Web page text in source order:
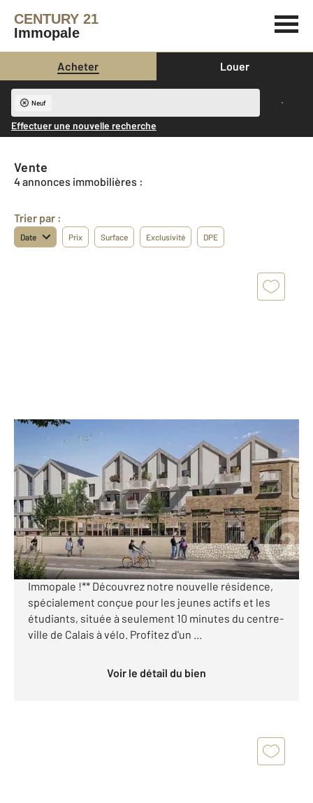
CENTURY 21
Immopale
Acheter Louer
Neuf
Effectuer une nouvelle recherche
Vente
4 annonces immobilières :
Trier par :
Date Prix Surface Exclusivité DPE
CALAIS 62
Ref : 18417
Appartement Studio à vendre
93 100 €
**Annonce immobilière Résidence à Calais**
**Investissez dans le futur avec Century 21
Immopale !** Découvrez notre nouvelle résidence,
spécialement conçue pour les jeunes actifs et les
étudiants, située à seulement 10 minutes du centre-
ville de Calais à vélo. Profitez d'un ...
Voir le détail du bien